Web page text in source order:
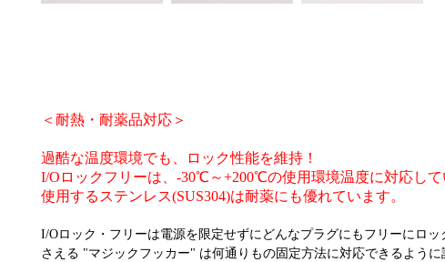
＜耐熱・耐薬品対応＞
過酷な温度環境でも、ロック性能を維持！
I/Oロックフリーは、-30℃～+200℃の使用環境温度に対応し
使用するステンレス(SUS304)は耐薬にも優れています。
I/Oロック・フリーは電源を限定せずにどんなプラグにもフリーにロ
さえる "マジックフッカー" は何通りもの固定方法に対応できるよう